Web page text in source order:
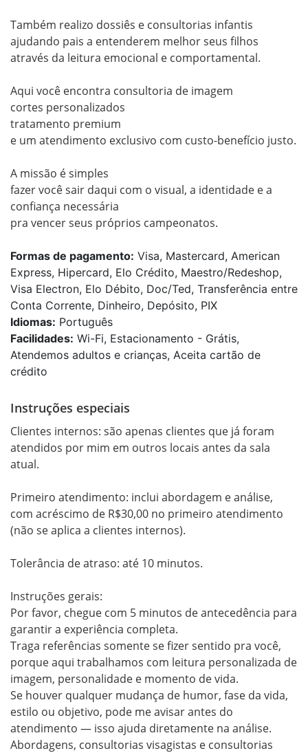
Também realizo dossiês e consultorias infantis
ajudando pais a entenderem melhor seus filhos
através da leitura emocional e comportamental.
Aqui você encontra consultoria de imagem
cortes personalizados
tratamento premium
e um atendimento exclusivo com custo-benefício justo.
A missão é simples
fazer você sair daqui com o visual, a identidade e a
confiança necessária
Formas de pagamento: Visa, Mastercard, American
Express, Hipercard, Elo Crédito, Maestro/Redeshop,
Visa Electron, Elo Débito, Doc/Ted, Transferência entre
Conta Corrente, Dinheiro, Depósito, PIX
Idiomas: Português
Facilidades: Wi-Fi, Estacionamento - Grátis,
Atendemos adultos e crianças, Aceita cartão de
crédito
Instruções especiais
Clientes internos: são apenas clientes que já foram
atendidos por mim em outros locais antes da sala
atual.
Primeiro atendimento: inclui abordagem e análise,
com acréscimo de R$30,00 no primeiro atendimento
(não se aplica a clientes internos).
Tolerância de atraso: até 10 minutos.
Instruções gerais:
Por favor, chegue com 5 minutos de antecedência para
garantir a experiência completa.
Traga referências somente se fizer sentido pra você,
porque aqui trabalhamos com leitura personalizada de
imagem, personalidade e momento de vida.
Se houver qualquer mudança de humor, fase da vida,
estilo ou objetivo, pode me avisar antes do
atendimento — isso ajuda diretamente na análise.
Abordagens, consultorias visagistas e consultorias